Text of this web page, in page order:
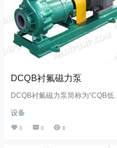
DCQB衬氟磁力泵
DCQB衬氟磁力泵简称为“CQB低
泵相同，除了采用磁力耦合传动，
不存在动密封点，防止了一般轴传
设备
0 0 8